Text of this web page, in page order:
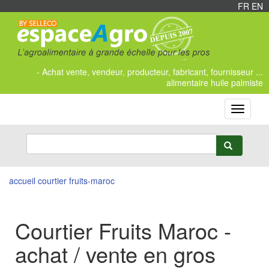
FR EN
- Achat vente, vendeur, producteur, fabricant, fournisseur ...
alimentaire huile palmiste
Toggle
accueil courtier fruits-maroc
Courtier Fruits Maroc -
achat / vente en gros